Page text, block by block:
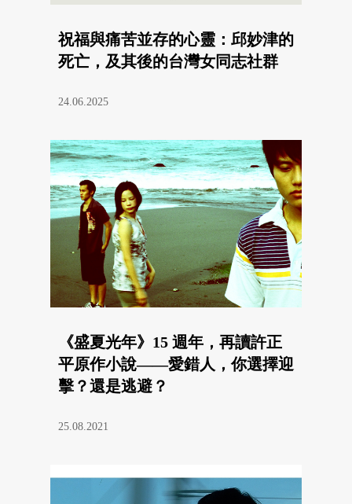
祝福與痛苦並存的心靈：邱妙津的
死亡，及其後的台灣女同志社群
24.06.2025
《盛夏光年》15 週年，再讀許正
平原作小說——愛錯人，你選擇迎
擊？還是逃避？
25.08.2021